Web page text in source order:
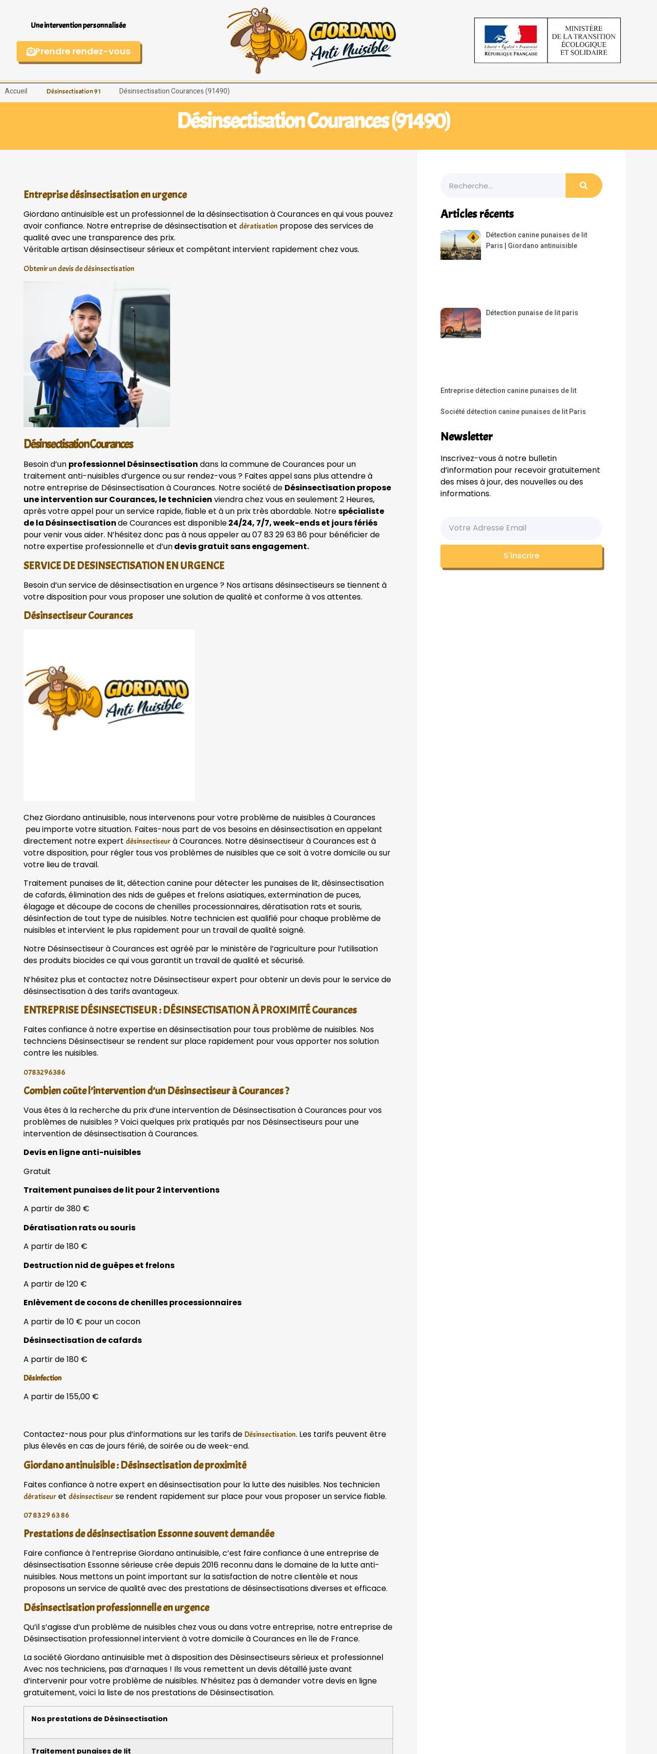
Une intervention personnalisée
Prendre rendez-vous
Accueil Désinsectisation 91 Désinsectisation Courances (91490)
Désinsectisation Courances (91490)
Entreprise désinsectisation en urgence
Giordano antinuisible est un professionnel de la désinsectisation à Courances en qui vous pouvez
avoir confiance. Notre entreprise de désinsectisation et dératisation propose des services de
qualité avec une transparence des prix.
Véritable artisan désinsectiseur sérieux et compétant intervient rapidement chez vous.
Obtenir un devis de désinsectisation
Désinsectisation Courances
Besoin d’un professionnel Désinsectisation dans la commune de Courances pour un
traitement anti-nuisibles d’urgence ou sur rendez-vous ? Faites appel sans plus attendre à
notre entreprise de Désinsectisation à Courances. Notre société de Désinsectisation propose
une intervention sur Courances, le technicien viendra chez vous en seulement 2 Heures,
après votre appel pour un service rapide, fiable et à un prix très abordable. Notrespécialiste
de la Désinsectisationde Courances est disponible24/24, 7/7, week-ends et jours fériés
pour venir vous aider. N’hésitez donc pas à nous appeler au 07 83 29 63 86 pour bénéficier de
notre expertise professionnelle et d’undevis gratuit sans engagement.
SERVICE DE DESINSECTISATION EN URGENCE
Besoin d’un service de désinsectisation en urgence ? Nos artisans désinsectiseurs se tiennent à
votre disposition pour vous proposer une solution de qualité et conforme à vos attentes.
Désinsectiseur Courances
Chez Giordano antinuisible, nous intervenons pour votre problème de nuisibles à Courances
peu importe votre situation. Faites-nous part de vos besoins en désinsectisation en appelant
directement notre expert désinsectiseur à Courances. Notre désinsectiseur à Courances est à
votre disposition, pour régler tous vos problèmes de nuisibles que ce soit à votre domicile ou sur
votre lieu de travail.
Traitement punaises de lit, détection canine pour détecter les punaises de lit, désinsectisation
de cafards, élimination des nids de guêpes et frelons asiatiques, extermination de puces,
élagage et découpe de cocons de chenilles processionnaires, dératisation rats et souris,
désinfection de tout type de nuisibles. Notre technicien est qualifié pour chaque problème de
nuisibles et intervient le plus rapidement pour un travail de qualité soigné.
Notre Désinsectiseur à Courances est agréé par le ministère de l’agriculture pour l’utilisation
des produits biocides ce qui vous garantit un travail de qualité et sécurisé.
N’hésitez plus et contactez notre Désinsectiseur expert pour obtenir un devis pour le service de
désinsectisation à des tarifs avantageux.
ENTREPRISE DÉSINSECTISEUR : DÉSINSECTISATION À PROXIMITÉ Courances
Faites confiance à notre expertise en désinsectisation pour tous problème de nuisibles. Nos
technciens Désinsectiseur se rendent sur place rapidement pour vous apporter nos solution
contre les nuisibles.
0783296386
Combien coûte l’intervention d’un Désinsectiseur à Courances ?
Vous êtes à la recherche du prix d’une intervention de Désinsectisation à Courances pour vos
problèmes de nuisibles ? Voici quelques prix pratiqués par nos Désinsectiseurs pour une
intervention de désinsectisation à Courances.
Devis en ligne anti-nuisibles
Gratuit
Traitement punaises de lit pour 2 interventions
A partir de 380 €
Dératisation rats ou souris
A partir de 180 €
Destruction nid de guêpes et frelons
A partir de 120 €
Enlèvement de cocons de chenilles processionnaires
A partir de 10 € pour un cocon
Désinsectisation de cafards
A partir de 180 €
Désinfection
A partir de 155,00 €
Contactez-nous pour plus d’informations sur les tarifs de Désinsectisation. Les tarifs peuvent être
plus élevés en cas de jours férié, de soirée ou de week-end.
Giordano antinuisible : Désinsectisation de proximité
Faites confiance à notre expert en désinsectisation pour la lutte des nuisibles. Nos technicien
dératiseur et désinsectiseur se rendent rapidement sur place pour vous proposer un service fiable.
07 83 29 63 86
Prestations de désinsectisation Essonne souvent demandée
Faire confiance à l’entreprise Giordano antinuisible, c’est faire confiance à une entreprise de
désinsectisation Essonne sérieuse crée depuis 2016 reconnu dans le domaine de la lutte anti-
nuisibles. Nous mettons un point important sur la satisfaction de notre clientèle et nous
proposons un service de qualité avec des prestations de désinsectisations diverses et efficace.
Désinsectisation professionnelle en urgence
Qu’il s’agisse d’un problème de nuisibles chez vous ou dans votre entreprise, notre entreprise de
Désinsectisation professionnel intervient à votre domicile à Courances en île de France.
La société Giordano antinuisible met à disposition des Désinsectiseurs sérieux et professionnel
Avec nos techniciens, pas d’arnaques ! Ils vous remettent un devis détaillé juste avant
d’intervenir pour votre problème de nuisibles. N’hésitez pas à demander votre devis en ligne
gratuitement, voici la liste de nos prestations de Désinsectisation.
Nos prestations de Désinsectisation
Traitement punaises de lit
Articles récents
Détection canine punaises de lit
Paris | Giordano antinuisible
Détection punaise de lit paris
Entreprise détection canine punaises de lit
Société détection canine punaises de lit Paris
Newsletter
Inscrivez-vous à notre bulletin
d’information pour recevoir gratuitement
des mises à jour, des nouvelles ou des
informations.
S'inscrire